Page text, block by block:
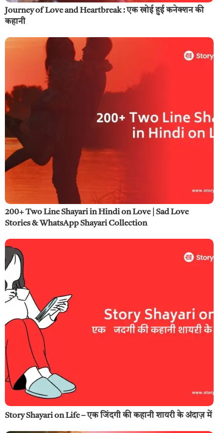
Journey of Love and Heartbreak : एक खोई हुई कनेक्शन की
कहानी
200+ Two Line Shayari in Hindi on Love | Sad Love
Stories & WhatsApp Shayari Collection
Story Shayari on Life – एक जिंदगी की कहानी शायरी के अंदाज़ में